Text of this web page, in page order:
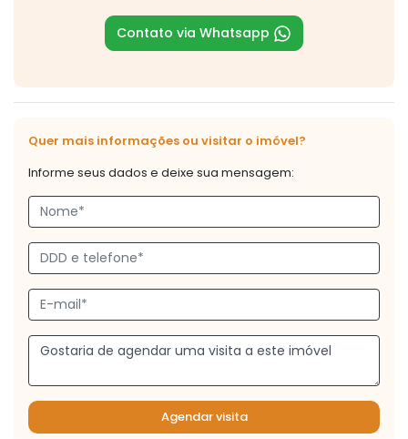
Contato via Whatsapp
Quer mais informações ou visitar o imóvel?
Informe seus dados e deixe sua mensagem:
Agendar visita